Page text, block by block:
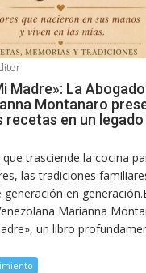
Madre»: La
Montanaro
recetas en un
que trasciende la cocina
las tradiciones
en
Marianna
un libro